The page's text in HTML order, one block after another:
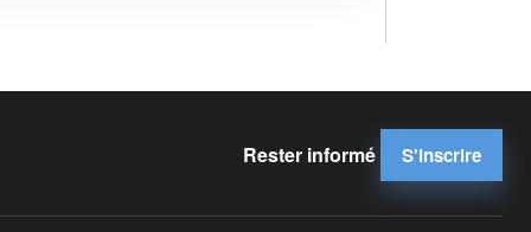
Rester informé S'inscrire